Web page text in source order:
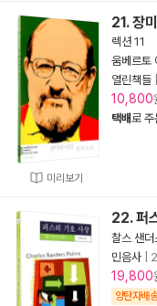
미리보기
21. 장
렉션 11
움베르토
열린책들
10,800
택배로 주
22. 퍼
찰스 샌더
민음사
19,800
양탄자배송